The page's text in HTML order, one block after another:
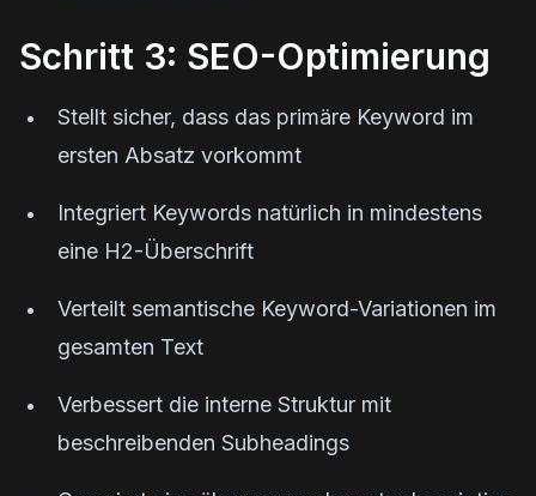
Schritt 3: SEO-Optimierung
Stellt sicher, dass das primäre Keyword im
ersten Absatz vorkommt
Integriert Keywords natürlich in mindestens
eine H2-Überschrift
Verteilt semantische Keyword-Variationen im
gesamten Text
Verbessert die interne Struktur mit
beschreibenden Subheadings